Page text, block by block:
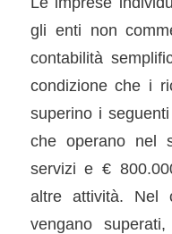
gli enti non
contabilità
condizione che i
superino i
che operano nel
servizi e €
altre attività.
vengano